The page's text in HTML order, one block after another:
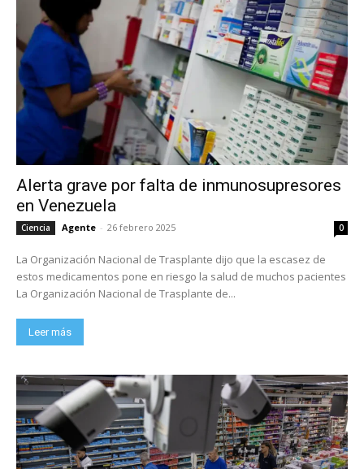
Alerta grave por falta de inmunosupresores
en Venezuela
Ciencia Agente - 26 febrero 2025 0
La Organización Nacional de Trasplante dijo que la escasez de
estos medicamentos pone en riesgo la salud de muchos pacientes
La Organización Nacional de Trasplante de...
Leer más